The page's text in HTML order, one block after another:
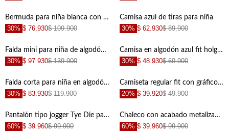
+
+ +
+ +
+ +
Bermuda para niña blanca con estrellas azules
30% $ 76.930$ 109.900
Camisa azul de tiras para niña
30% $ 62.930$ 89.900
Falda mini para niña de algodón azul lavado fit recto con cruce y botones metálicos
30% $ 97.930$ 139.900
Camisa en algodón azul fit holgado para niña
30% $ 48.930$ 69.900
Falda corta para niña en algodón azul fit acampanado con bajo globo
30% $ 83.930$ 119.900
Camiseta regular fit con gráfico de ballet en algodón rosa para niña
20% $ 39.920$ 49.900
Pantalón tipo jogger Tye Die para niña
60% $ 39.960$ 99.900
Chaleco con acabado metalizado para niña
60% $ 39.960$ 99.900